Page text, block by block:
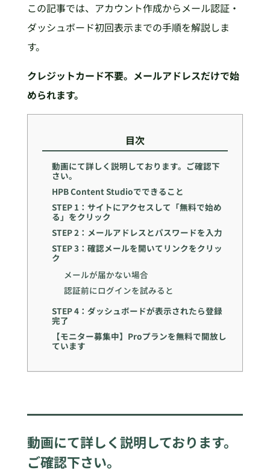
この記事では、アカウント作成からメール認証・
ダッシュボード初回表示までの手順を解説しま
す。
クレジットカード不要。メールアドレスだけで始
められます。
目次
動画にて詳しく説明しております。ご確認下
さい。
HPB Content Studioでできること
STEP 1：サイトにアクセスして「無料で始め
る」をクリック
STEP 2：メールアドレスとパスワードを入力
STEP 3：確認メールを開いてリンクをクリッ
ク
メールが届かない場合
認証前にログインを試みると
STEP 4：ダッシュボードが表示されたら登録
完了
【モニター募集中】Proプランを無料で開放し
ています
動画にて詳しく説明しております。
ご確認下さい。